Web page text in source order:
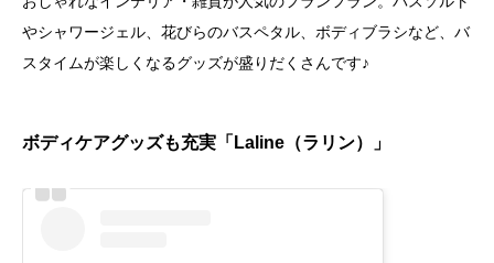
やシャワージェル、花びらのバスペタル、ボディブラシなど、バ
スタイムが楽しくなるグッズが盛りだくさんです♪
ボディケアグッズも充実「Laline（ラリン）」